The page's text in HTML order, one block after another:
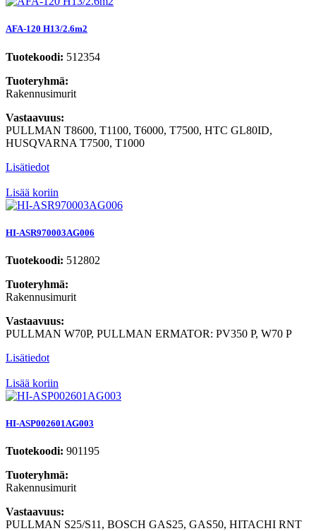
AFA-120 H13/2.6m2
Tuotekoodi: 512354
Tuoteryhmä:
Rakennusimurit
Vastaavuus:
PULLMAN T8600, T1100, T6000, T7500, HTC GL80ID,
HUSQVARNA T7500, T1000
Lisätiedot
Lisää koriin
HI-ASR970003AG006
Tuotekoodi: 512802
Tuoteryhmä:
Rakennusimurit
Vastaavuus:
PULLMAN W70P, PULLMAN ERMATOR: PV350 P, W70 P
Lisätiedot
Lisää koriin
HI-ASP002601AG003
Tuotekoodi: 901195
Tuoteryhmä:
Rakennusimurit
Vastaavuus:
PULLMAN S25/S11, BOSCH GAS25, GAS50, HITACHI RNT